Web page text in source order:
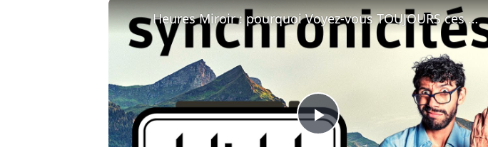
Play
Heures Miroir : pourquoi Voyez-vous TOUJOURS ces Synchronicités 11:11 ⏰ 22:22